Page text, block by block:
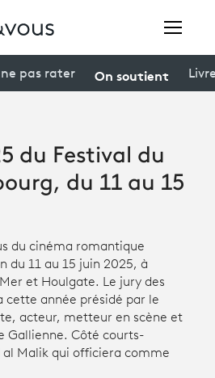
une émission
pas rater On soutient
du Festival du
du 11 au 15
du cinéma romantique
du 11 au 15 juin 2025, à
et Houlgate. Le jury des
cette année présidé par le
acteur, metteur en scène et
Gallienne. Côté courts-
al Malik qui officiera comme